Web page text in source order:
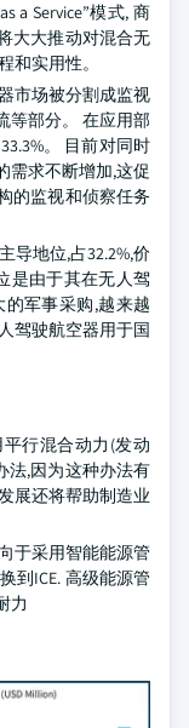
a Service”模式, 商
大大推动对混合无
和实用性。
市场被分割成监视
等部分。 在应用部
。 目前对同时
需求不断增加,这促
的监视和侦察任务
导地位,占32.2%,价
是由于其在无人驾
军事采购,越来越
驾驶航空器用于国
行混合动力(发动
法,因为这种办法有
展还将帮助制造业
于采用智能能源管
到ICE. 高级能源管
力